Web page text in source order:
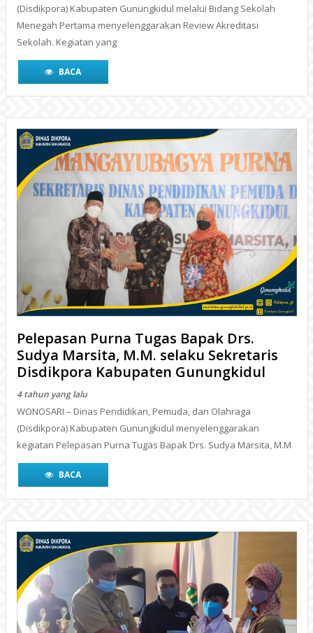
(Disdikpora) Kabupaten Gunungkidul melalui Bidang Sekolah
Menegah Pertama menyelenggarakan Review Akreditasi
Sekolah. Kegiatan yang
BACA
Pelepasan Purna Tugas Bapak Drs.
Sudya Marsita, M.M. selaku Sekretaris
Disdikpora Kabupaten Gunungkidul
4 tahun yang lalu
WONOSARI – Dinas Pendidikan, Pemuda, dan Olahraga
(Disdikpora) Kabupaten Gunungkidul menyelenggarakan
kegiatan Pelepasan Purna Tugas Bapak Drs. Sudya Marsita, M.M
BACA